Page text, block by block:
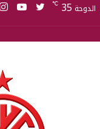
الدوحة 35
℃